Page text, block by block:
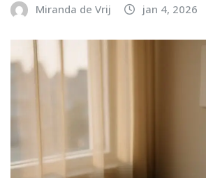
Miranda de Vrij jan 4, 2026